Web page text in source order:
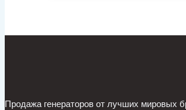
Продажа генераторов от лучших мировых